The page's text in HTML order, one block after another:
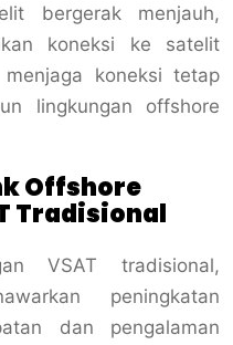
bergerak menjauh,
koneksi ke satelit
koneksi tetap
lingkungan offshore
Offshore
Tradisional
VSAT tradisional,
peningkatan
dan pengalaman